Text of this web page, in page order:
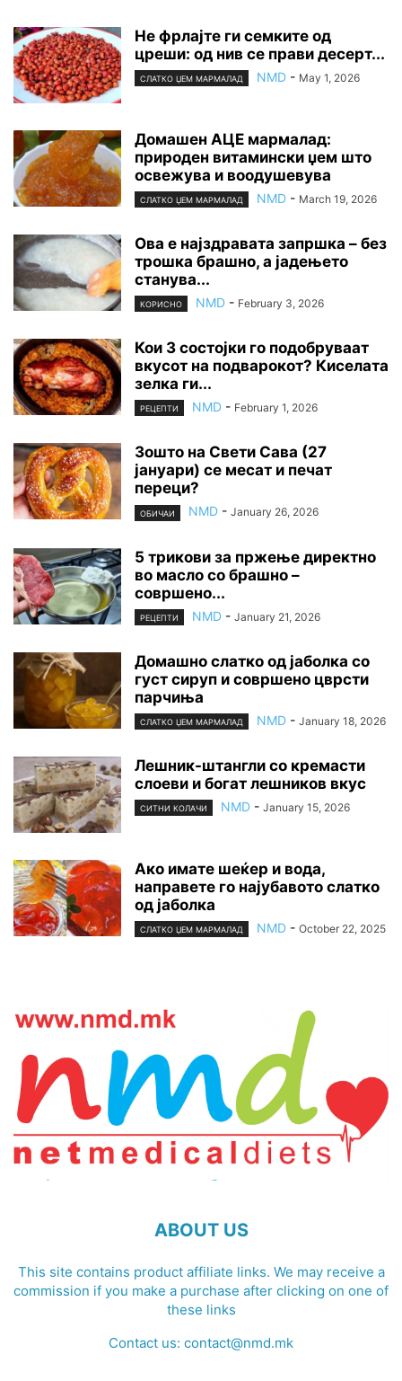
Не фрлајте ги семките од
цреши: од нив се прави десерт...
СЛАТКО ЏЕМ МАРМАЛАД NMD - May 1, 2026
Домашен АЦЕ мармалад:
природен витамински џем што
освежува и воодушевува
СЛАТКО ЏЕМ МАРМАЛАД NMD - March 19, 2026
Ова е најздравата запршка – без
трошка брашно, а јадењето
станува...
КОРИСНО NMD - February 3, 2026
Кои 3 состојки го подобруваат
вкусот на подварокот? Киселата
зелка ги...
РЕЦЕПТИ NMD - February 1, 2026
Зошто на Свети Сава (27
јануари) се месат и печат
переци?
ОБИЧАИ NMD - January 26, 2026
5 трикови за пржење директно
во масло со брашно –
совршено...
РЕЦЕПТИ NMD - January 21, 2026
Домашно слатко од јаболка со
густ сируп и совршено цврсти
парчиња
СЛАТКО ЏЕМ МАРМАЛАД NMD - January 18, 2026
Лешник-штaнгли со кремасти
слоеви и богат лешников вкус
СИТНИ КОЛАЧИ NMD - January 15, 2026
Ако имате шеќер и вода,
направете го најубавото слатко
од јаболка
СЛАТКО ЏЕМ МАРМАЛАД NMD - October 22, 2025
ABOUT US
This site contains product affiliate links. We may receive a
commission if you make a purchase after clicking on one of
these links
Contact us: contact@nmd.mk